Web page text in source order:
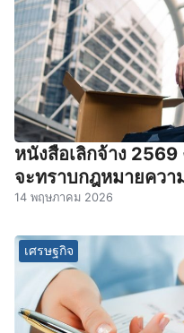
หนังสือเลิกจ้าง 2569
จะทราบกฎหมายควา
14 พฤษภาคม 2026
เศรษฐกิจ